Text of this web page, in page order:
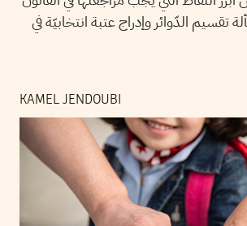
تقسيم الدّوائر وإدراج عتبة انتخابيّة في
KAMEL JENDOUBI